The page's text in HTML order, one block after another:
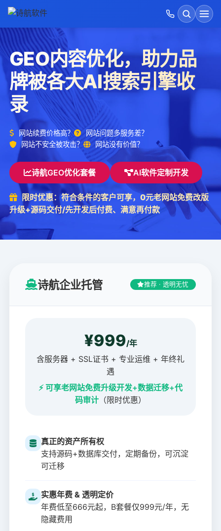
首页
开发运维价格表
GEO优化
诗航运维优势
建站方式对比
AI软件开发
成功案例展示
知识库
GEO内容优化，助力品
牌被各大AI搜索引擎收
录
网站续费价格高？
网站问题多服务差？
网站不安全被攻击？
网站没有价值？
诗航GEO优化套餐 AI软件定制开发
限时优惠：符合条件的客户可享，0元老网站免费改版
升级+源码交付/先开发后付费、满意再付款
诗航企业托管 推荐 · 透明无忧
¥999/年
含服务器 + SSL证书 + 专业运维 + 年终礼
遇
⚡ 可享老网站免费升级开发+数据迁移+代
码审计 （限时优惠）
真正的资产所有权
支持源码+数据库交付，定期备份，可沉淀
可迁移
实惠年费 & 透明定价
年费低至666元起，B套餐仅999元/年，无
隐藏费用